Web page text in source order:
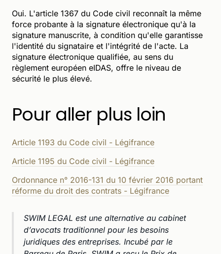
Oui. L'article 1367 du Code civil reconnaît la même
force probante à la signature électronique qu'à la
signature manuscrite, à condition qu'elle garantisse
l'identité du signataire et l'intégrité de l'acte. La
signature électronique qualifiée, au sens du
règlement européen eIDAS, offre le niveau de
sécurité le plus élevé.
Pour aller plus loin
Article 1193 du Code civil - Légifrance
Article 1195 du Code civil - Légifrance
Ordonnance n° 2016-131 du 10 février 2016 portant
réforme du droit des contrats - Légifrance
SWIM LEGAL est une alternative au cabinet
d’avocats traditionnel pour les besoins
juridiques des entreprises. Incubé par le